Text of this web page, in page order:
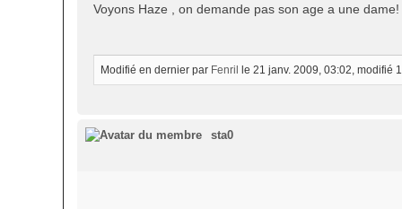
s
g
e
Voyons Haze , on demande pas son age a une dame!
Modifié en dernier par Fenril le 21 janv. 2009, 03:02, modifié
sta0